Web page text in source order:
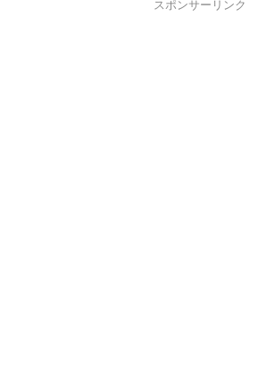
スポンサーリンク